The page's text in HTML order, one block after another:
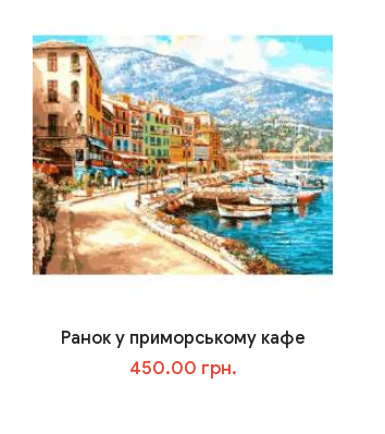
Ранок у приморському кафе
450.00 грн.